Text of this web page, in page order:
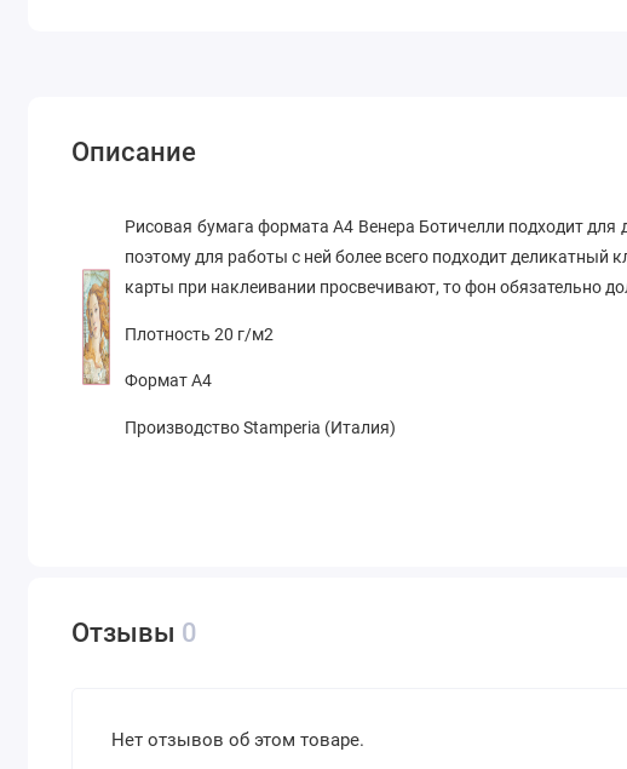
Описание
Рисовая бумага формата А4 Венера Ботичелли подходит
поэтому для работы с ней более всего подходит деликатный
карты при наклеивании просвечивают, то фон обязательно
Плотность 20 г/м2
Формат А4
Производство Stamperia (Италия)
Отзывы 0
Нет отзывов об этом товаре.